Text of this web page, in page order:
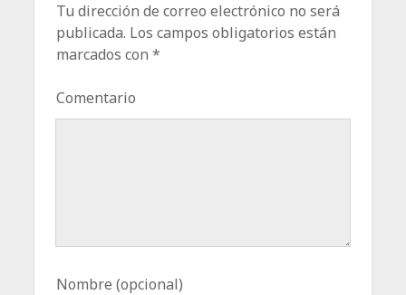
Tu dirección de correo electrónico no será
publicada. Los campos obligatorios están
marcados con*
Comentario
Nombre (opcional)